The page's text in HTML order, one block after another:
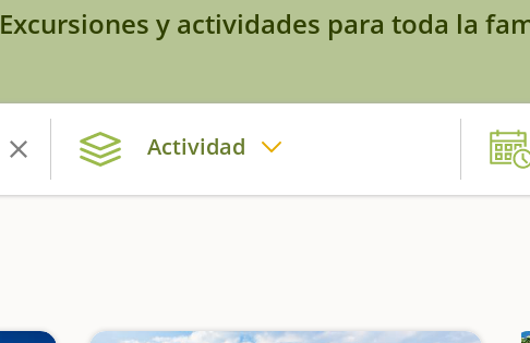
Excursiones y actividades para toda la
Actividad